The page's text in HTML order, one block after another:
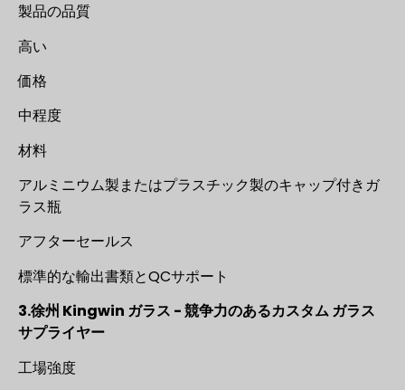
製品の品質
高い
価格
中程度
材料
アルミニウム製またはプラスチック製のキャップ付きガ
ラス瓶
アフターセールス
標準的な輸出書類とQCサポート
3.徐州 Kingwin ガラス - 競争力のあるカスタム ガラス
サプライヤー
工場強度